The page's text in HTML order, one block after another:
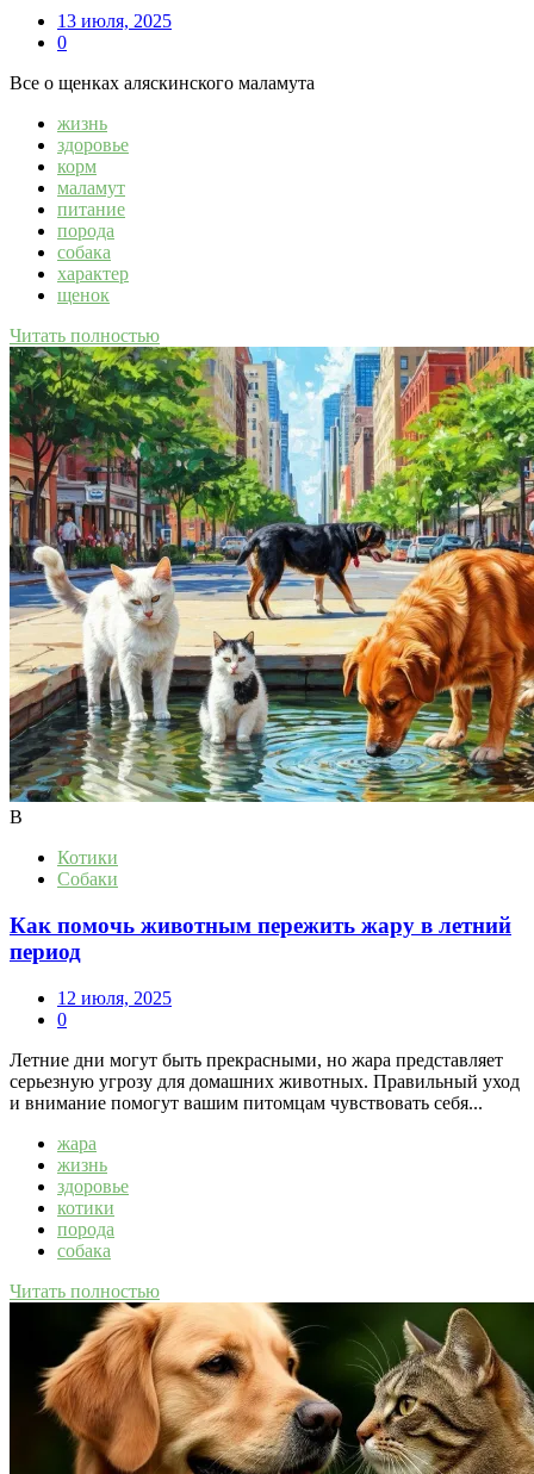
13 июля, 2025
0
Все о щенках аляскинского маламута
жизнь
здоровье
корм
маламут
питание
порода
собака
характер
щенок
Читать полностью
В
Котики
Собаки
Как помочь животным пережить жару в летний
период
12 июля, 2025
0
Летние дни могут быть прекрасными, но жара представляет
серьезную угрозу для домашних животных. Правильный уход
и внимание помогут вашим питомцам чувствовать себя...
жара
жизнь
здоровье
котики
порода
собака
Читать полностью